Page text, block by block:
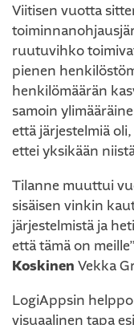
Viitisen vuotta
ruutuvihko
pienen
henkilömäärän
samoin
että järjestelmiä
ettei yksikään
Tilanne muuttui
sisäisen vinkin
järjestelmistä ja
että tämä on
Koskinen Vekka
LogiAppsin
visuaalinen tapa